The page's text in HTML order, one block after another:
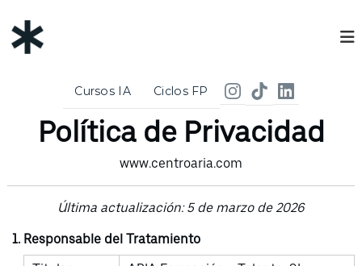
o
A
i
a
Cursos IA Ciclos FP
ARIA Formación y Talento, SL | Política de Privacidad
Política de Privacidad
www.centroaria.com
Última actualización: 5 de marzo de 2026
Responsable del Tratamiento